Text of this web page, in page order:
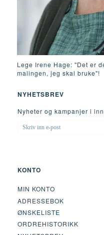
Lege Irene Hage: "Det er
malingen, jeg skal bruke"!
NYHETSBREV
Nyheter og kampanjer i
SKRIV
INN
KONTO
MIN KONTO
ADRESSEBOK
ØNSKELISTE
ORDREHISTORIKK